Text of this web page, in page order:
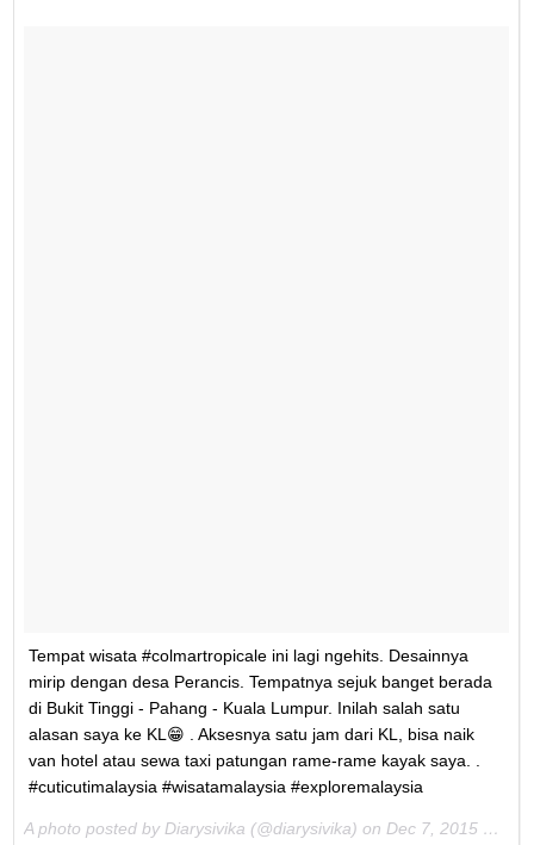
Tempat wisata #colmartropicale ini lagi ngehits. Desainnya
mirip dengan desa Perancis. Tempatnya sejuk banget berada
di Bukit Tinggi - Pahang - Kuala Lumpur. Inilah salah satu
alasan saya ke KL😁 . Aksesnya satu jam dari KL, bisa naik
van hotel atau sewa taxi patungan rame-rame kayak saya. .
#cuticutimalaysia #wisatamalaysia #exploremalaysia
A photo posted by Diarysivika (@diarysivika) on Dec 7, 2015 at 6:08am PST